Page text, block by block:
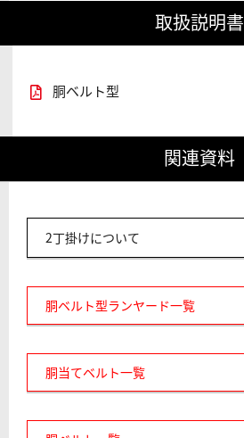
取扱説明書
胴ベルト型
関連資料
2丁掛けについて
胴ベルト型ランヤード一覧
胴当てベルト一覧